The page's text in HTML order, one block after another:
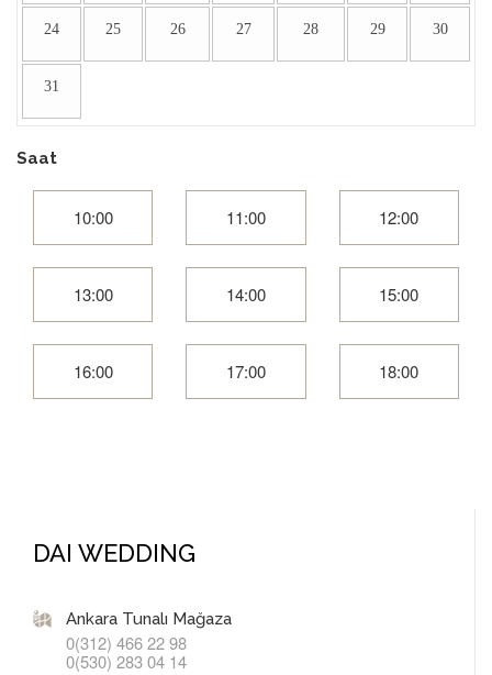
24 25 26 27 28 29 30
31
Saat
10:00 11:00 12:00
13:00 14:00 15:00
16:00 17:00 18:00
DAI WEDDING
Ankara Tunalı Mağaza
0(312) 466 22 98
0(530) 283 04 14